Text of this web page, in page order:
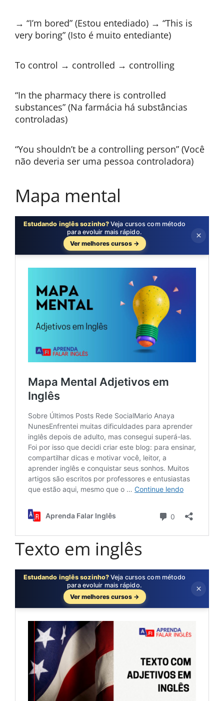
→ “I’m bored” (Estou entediado) → “This is
very boring” (Isto é muito entediante)
To control → controlled → controlling
“In the pharmacy there is controlled
substances” (Na farmácia há substâncias
controladas)
“You shouldn’t be a controlling person” (Você
não deveria ser uma pessoa controladora)
Mapa mental
Texto em inglês